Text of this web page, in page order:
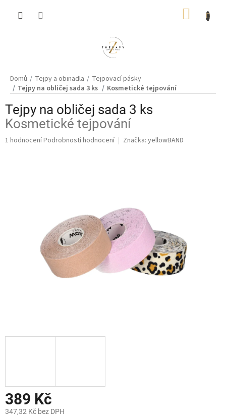
Domů Tejpy a obinadla
Tejpovací pásky
Tejpy na obličej sada 3 ks
Kosmetické tejpování
Tejpy na obličej sada 3 ks
Kosmetické tejpování
Průměrné
1 hodnoceníPodrobnosti hodnocení Značka: yellowBAND
389 Kč
347,32 Kč bez DPH